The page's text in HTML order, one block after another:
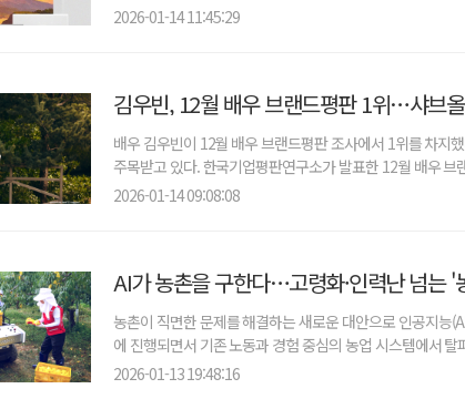
2026-01-14 11:45:29
김우빈, 12월 배우 브랜드평판 1위…샤브
배우 김우빈이 12월 배우 브랜드평판 조사에서 1위를 차지
주목받고 있다. 한국기업평판연구소가 발표한 12월 배우 브
2026-01-14 09:08:08
AI가 농촌을 구한다…고령화·인력난 넘는 '
농촌이 직면한 문제를 해결하는 새로운 대안으로 인공지능
에 진행되면서 기존 노동과 경험 중심의 농업 시스템에서 탈
2026-01-13 19:48:16